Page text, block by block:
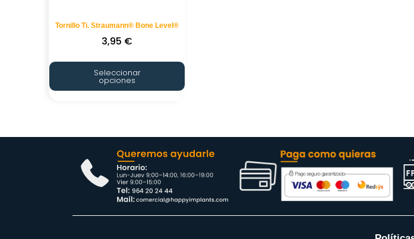
Tornillo Ti. Straumann® Bone Level®
3,95 €
Seleccionar
opciones